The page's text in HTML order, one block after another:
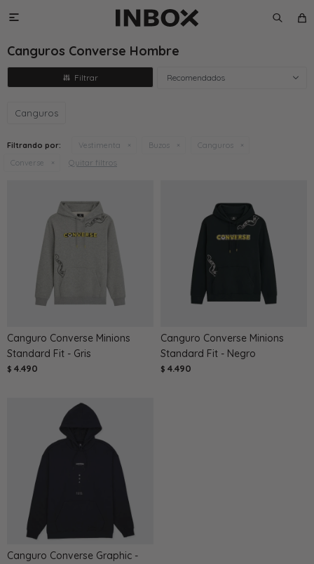

Canguros Converse Hombre
Recomendados
Canguros
Filtrando por: Vestimenta Buzos
Canguros
Converse
Quitar filtros
Canguro Converse Minions
Standard Fit - Gris
$ 4.490
Canguro Converse Minions
Standard Fit - Negro
$ 4.490
Canguro Converse Graphic -